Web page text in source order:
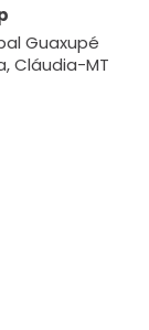
Guaxupé
Cláudia-MT